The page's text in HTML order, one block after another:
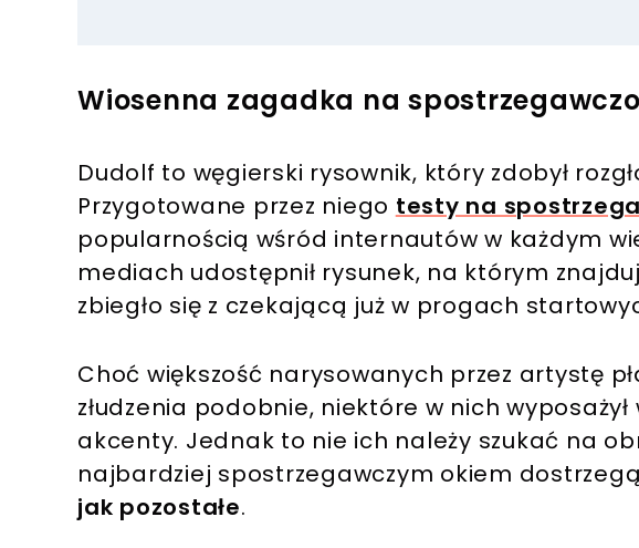
Wiosenna zagadka na
Dudolf to węgierski rysownik, który zdobył
Przygotowane przez niego testy na
popularnością wśród internautów w każdym
mediach udostępnił rysunek, na którym
zbiegło się z czekającą już w progach
Choć większość narysowanych przez artystę
złudzenia podobnie, niektóre w nich
akcenty. Jednak to nie ich należy szukać na
najbardziej spostrzegawczym okiem
jak pozostałe.